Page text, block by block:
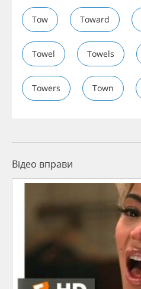
Tow Toward
Towel Towels
Towers Town
Відео вправи